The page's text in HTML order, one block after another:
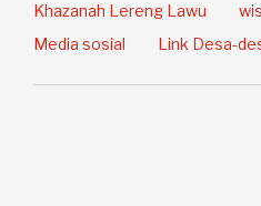
Khazanah Lereng Lawu
Media sosial
Link Desa-